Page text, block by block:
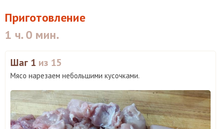
Приготовление
1 ч. 0 мин.
Шаг 1 из 15
Мясо нарезаем небольшими кусочками.